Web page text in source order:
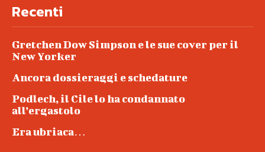
Recenti
Gretchen Dow Simpson e le sue cover per il
New Yorker
Ancora dossieraggi e schedature
Podlech, il Cile lo ha condannato
all’ergastolo
Era ubriaca…